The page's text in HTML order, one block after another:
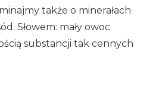
także o minerałach
Słowem: mały owoc
substancji tak cennych